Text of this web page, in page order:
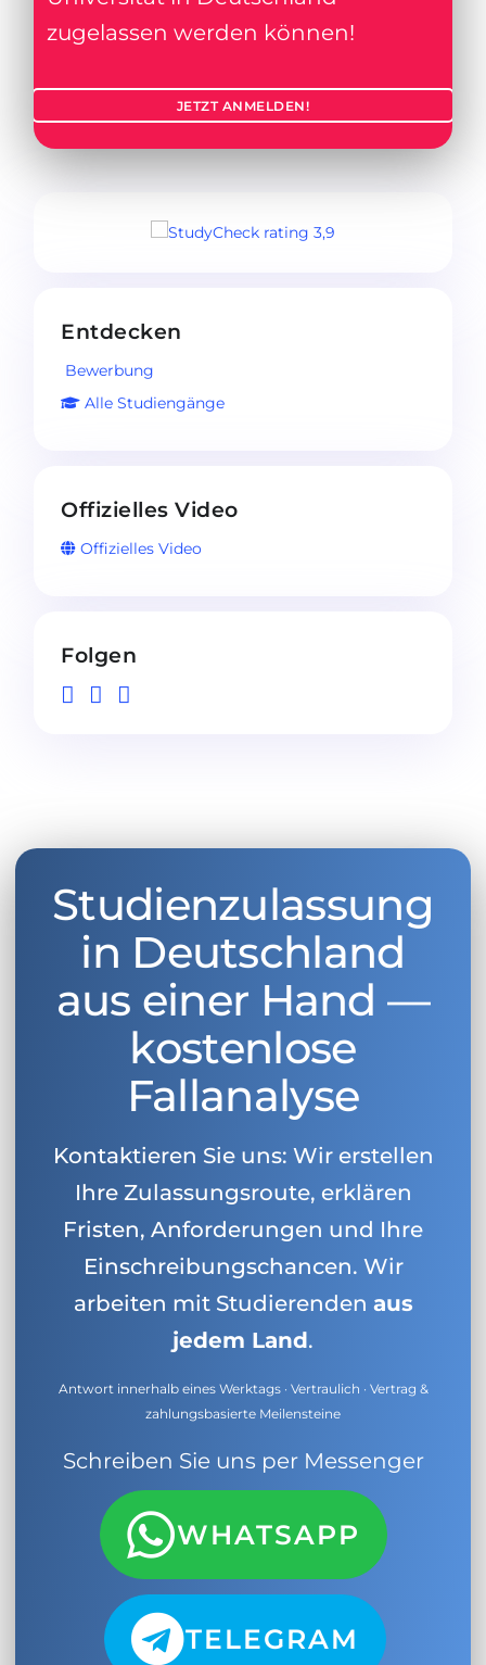
zugelassen werden können!
JETZT ANMELDEN!
Entdecken
Bewerbung
Alle Studiengänge
Offizielles Video
Offizielles Video
Folgen
Studienzulassung
in Deutschland
aus einer Hand —
kostenlose
Fallanalyse
Kontaktieren Sie uns: Wir erstellen
Ihre Zulassungsroute, erklären
Fristen, Anforderungen und Ihre
Einschreibungschancen. Wir
arbeiten mit Studierenden aus
jedem Land.
Antwort innerhalb eines Werktags · Vertraulich · Vertrag &
zahlungsbasierte Meilensteine
Schreiben Sie uns per Messenger
WHATSAPP
TELEGRAM